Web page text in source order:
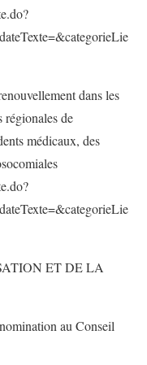
dans les
régionales de
médicaux, des
ET DE LA
au Conseil